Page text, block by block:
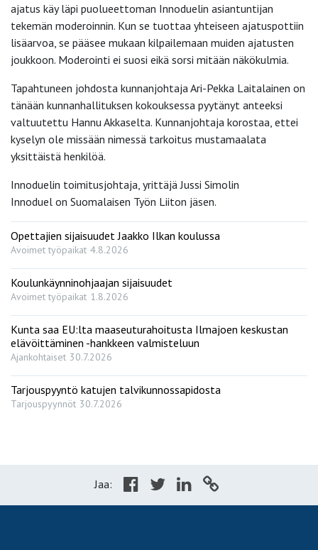
ajatus käy läpi puolueettoman Innoduelin asiantuntijan
tekemän moderoinnin. Kun se tuottaa yhteiseen ajatuspottiin
lisäarvoa, se pääsee mukaan kilpailemaan muiden ajatusten
joukkoon. Moderointi ei suosi eikä sorsi mitään näkökulmia.
Tapahtuneen johdosta kunnanjohtaja Ari-Pekka Laitalainen on
tänään kunnanhallituksen kokouksessa pyytänyt anteeksi
valtuutettu Hannu Akkaselta. Kunnanjohtaja korostaa, ettei
kyselyn ole missään nimessä tarkoitus mustamaalata
yksittäistä henkilöä.
Innoduelin toimitusjohtaja, yrittäjä Jussi Simolin
Innoduel on Suomalaisen Työn Liiton jäsen.
Opettajien sijaisuudet Jaakko Ilkan koulussa
Avoimet työpaikat 4.8.2026
Koulunkäynninohjaajan sijaisuudet
Avoimet työpaikat 1.8.2026
Kunta saa EU:lta maaseuturahoitusta Ilmajoen keskustan
elävöittäminen -hankkeen valmisteluun
Ajankohtaiset 30.7.2026
Tarjouspyyntö katujen talvikunnossapidosta
Tarjouspyynnöt 30.7.2026
Jaa: